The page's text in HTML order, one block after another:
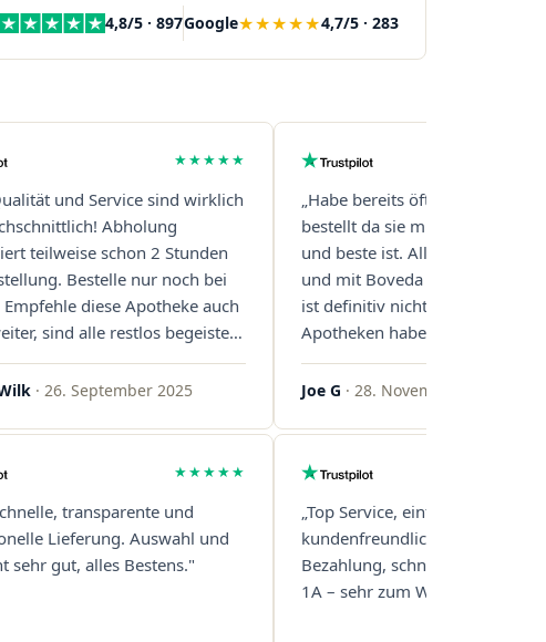
4,8/5 · 897Google★★★★★4,7/5 · 283
★★★★★
und Service sind wirklich
Abholung
teilweise schon 2 Stunden
Bestelle nur noch bei
diese Apotheke auch
sind alle restlos begeistert.
gern!"
· 26. September 2025
„Habe bereits öfter über diese
bestellt da sie mit Abstand die
und beste ist. Alles ist perfekt
und mit Boveda Pads in jedem
ist definitiv nicht die Norm, bei
Apotheken haben das nur zwei
gemacht. Bleibt so!"
Joe G · 28. November 2025
★★★★★
transparente und
Lieferung. Auswahl und
sehr gut, alles Bestens."
„Top Service, einfache und
kundenfreundliche Abwicklung
Bezahlung, schnelle Lieferung.
1A – sehr zum